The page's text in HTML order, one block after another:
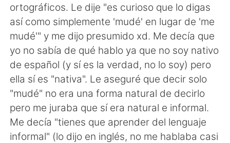
Türkçe Tiếng Việt
Português
ortográficos. Le dije "es curioso que lo digas
así como simplemente 'mudé' en lugar de 'me
mudé'" y me dijo presumido xd. Me decía que
yo no sabía de qué hablo ya que no soy nativo
de español (y sí es la verdad, no lo soy) pero
ella sí es "nativa". Le aseguré que decir solo
"mudé" no era una forma natural de decirlo
pero me juraba que sí era natural e informal.
Me decía "tienes que aprender del lenguaje
informal" (lo dijo en inglés, no me hablaba casi